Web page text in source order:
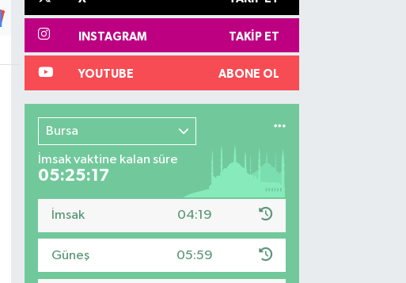
INSTAGRAM TAKIP ET
YOUTUBE ABONE OL
Bursa
İmsak vaktine kalan süre
05:25:17
İmsak 04:19
Güneş 05:59